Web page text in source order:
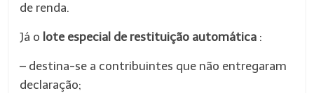
de renda.
Já o lote especial de restituição automática :
– destina-se a contribuintes que não entregaram
declaração;